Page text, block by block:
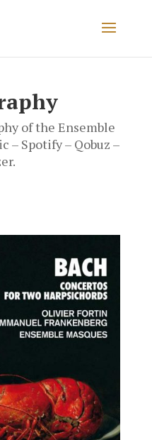
of the Ensemble
– Spotify – Qobuz –